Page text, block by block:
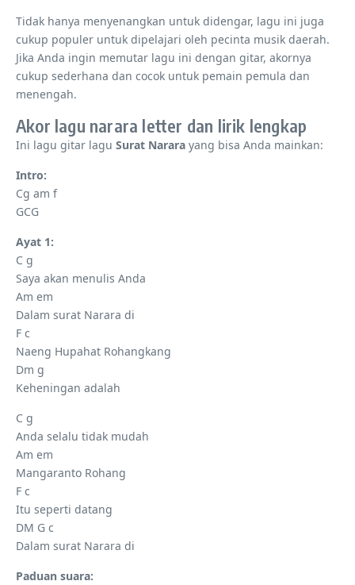
Tidak hanya menyenangkan untuk didengar, lagu ini juga
cukup populer untuk dipelajari oleh pecinta musik daerah.
Jika Anda ingin memutar lagu ini dengan gitar, akornya
cukup sederhana dan cocok untuk pemain pemula dan
menengah.
Akor lagu narara letter dan lirik lengkap
Ini lagu gitar lagu Surat Narara yang bisa Anda mainkan:
Intro:
Cg am f
GCG
Ayat 1:
C g
Saya akan menulis Anda
Am em
Dalam surat Narara di
F c
Naeng Hupahat Rohangkang
Dm g
Keheningan adalah
C g
Anda selalu tidak mudah
Am em
Mangaranto Rohang
F c
Itu seperti datang
DM G c
Dalam surat Narara di
Paduan suara: